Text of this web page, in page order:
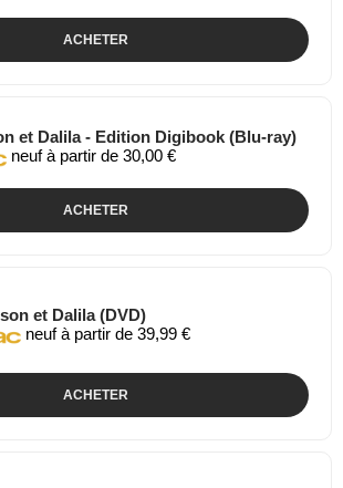
ACHETER
et Dalila - Edition Digibook (Blu-ray)
neuf à partir de 30,00 €
ACHETER
et Dalila (DVD)
neuf à partir de 39,99 €
ACHETER